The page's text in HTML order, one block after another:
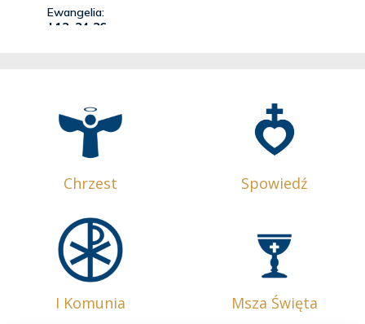
Chrzest Spowiedź
I Komunia Msza Święta